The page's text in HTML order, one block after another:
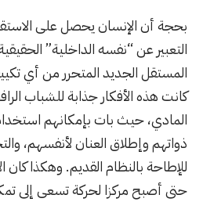
بحجة أن الإنسان يحصل على
التعبير عن “نفسه الداخلية”
المستقل الجديد المتحرر من أي
كانت هذه الأفكار جذابة للشباب
المادي، حيث بات بإمكانهم
ذواتهم وإطلاق العنان لأنفسهم،
للإطاحة بالنظام القديم. وهكذا كان
حتى أصبح مركزا لحركة تسعى إلى